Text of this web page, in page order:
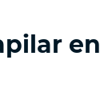
en